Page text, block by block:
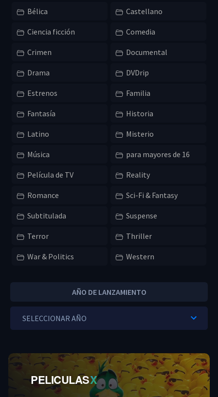
Bélica Castellano
Ciencia ficción Comedia
Crimen Documental
Drama DVDrip
Estrenos Familia
Fantasía Historia
Latino Misterio
Música para mayores de 16
Película de TV Reality
Romance Sci-Fi & Fantasy
Subtitulada Suspense
Terror Thriller
War & Politics Western
AÑO DE LANZAMIENTO
PELICULASX